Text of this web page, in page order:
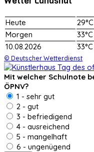
Heute
29°C
Morgen
33°C
10.08.2026
33°C
© Deutscher Wetterdienst
Mit welcher Schulnote
ÖPNV?
1 - sehr gut
2 - gut
3 - befriedigend
4 - ausreichend
5 - mangelhaft
6 - ungenügend